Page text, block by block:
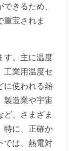
きるため、
宝されま
す。主に温度
工業用温度セ
に使われる熱
製造業や宇宙
、さまざま
特に、正確か
では、熱電対